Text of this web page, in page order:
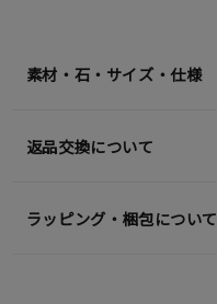
素材・石・サイズ・仕様
返品交換について
ラッピング・梱包について